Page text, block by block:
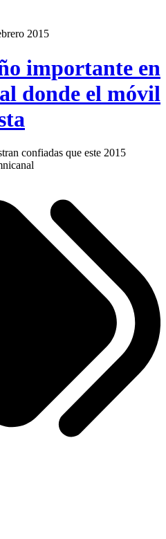
2015
importante en
donde el móvil
confiadas que este 2015